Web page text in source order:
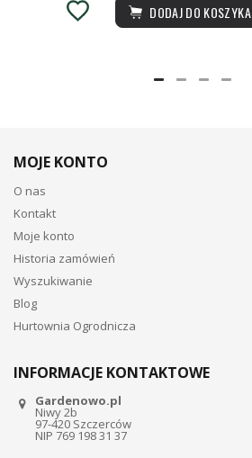
DODAJ DO KOSZYKA
MOJE KONTO
O nas
Kontakt
Moje konto
Historia zamówień
Wyszukiwanie
Blog
Hurtownia Ogrodnicza
INFORMACJE KONTAKTOWE
Gardenowo.pl
Niwy 2b
97-420 Szczerców
NIP 769 198 31 37